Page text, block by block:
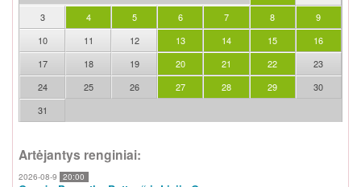
3
4 5 6 7 8
9
10
11 12 13 14 15
16
17
18 19 20 21 22
23
24
25 26 27 28 29
30
31
Artėjantys renginiai:
2026-08-9 20:00